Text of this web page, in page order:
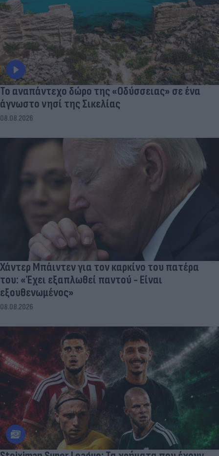
To αναπάντεχο δώρο της «Οδύσσειας» σε ένα
άγνωστο νησί της Σικελίας
08.08.2026
Χάντερ Μπάιντεν για τον καρκίνο του πατέρα
του: «Έχει εξαπλωθεί παντού - Είναι
εξουθενωμένος»
08.08.2026